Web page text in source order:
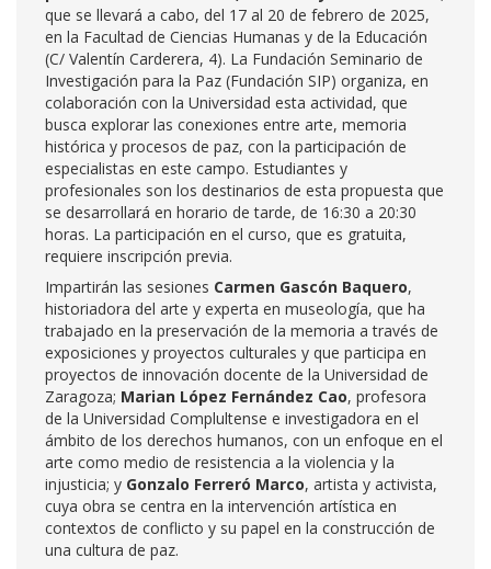
que se llevará a cabo, del 17 al 20 de febrero de 2025,
en la Facultad de Ciencias Humanas y de la Educación
(C/ Valentín Carderera, 4). La Fundación Seminario de
Investigación para la Paz (Fundación SIP) organiza, en
colaboración con la Universidad esta actividad, que
busca explorar las conexiones entre arte, memoria
histórica y procesos de paz, con la participación de
especialistas en este campo. Estudiantes y
profesionales son los destinarios de esta propuesta que
se desarrollará en horario de tarde, de 16:30 a 20:30
horas. La participación en el curso, que es gratuita,
requiere inscripción previa.
Impartirán las sesiones Carmen Gascón Baquero,
historiadora del arte y experta en museología, que ha
trabajado en la preservación de la memoria a través de
exposiciones y proyectos culturales y que participa en
proyectos de innovación docente de la Universidad de
Zaragoza; Marian López Fernández Cao, profesora
de la Universidad Complultense e investigadora en el
ámbito de los derechos humanos, con un enfoque en el
arte como medio de resistencia a la violencia y la
injusticia; y Gonzalo Ferreró Marco, artista y activista,
cuya obra se centra en la intervención artística en
contextos de conflicto y su papel en la construcción de
una cultura de paz.